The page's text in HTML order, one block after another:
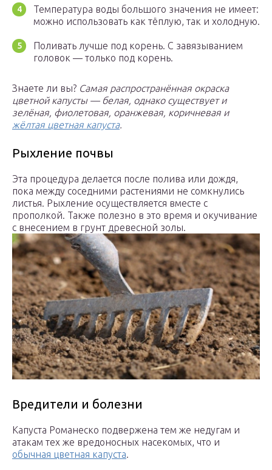
Температура воды большого значения не имеет:
можно использовать как тёплую, так и холодную.
Поливать лучше под корень. С завязыванием
головок — только под корень.
Знаете ли вы? Самая распространённая окраска
цветной капусты — белая, однако существует и
зелёная, фиолетовая, оранжевая, коричневая и
жёлтая цветная капуста.
Рыхление почвы
Эта процедура делается после полива или дождя,
пока между соседними растениями не сомкнулись
листья. Рыхление осуществляется вместе с
прополкой. Также полезно в это время и окучивание
с внесением в грунт древесной золы.
Вредители и болезни
Капуста Романеско подвержена тем же недугам и
атакам тех же вредоносных насекомых, что и
обычная цветная капуста.